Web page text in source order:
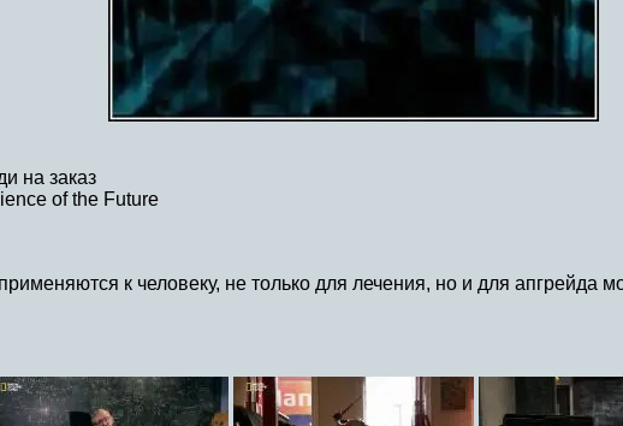
на заказ
of the Future
к человеку, не только для лечения, но и для апгрейда